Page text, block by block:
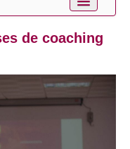
de coaching